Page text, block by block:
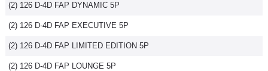
Moto
Marques
(2) 126 D-4D FAP DYNAMIC 5P
(2) 126 D-4D FAP EXECUTIVE 5P
(2) 126 D-4D FAP LIMITED EDITION 5P
(2) 126 D-4D FAP LOUNGE 5P